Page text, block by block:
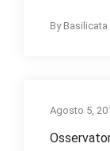
By
Agosto 5,